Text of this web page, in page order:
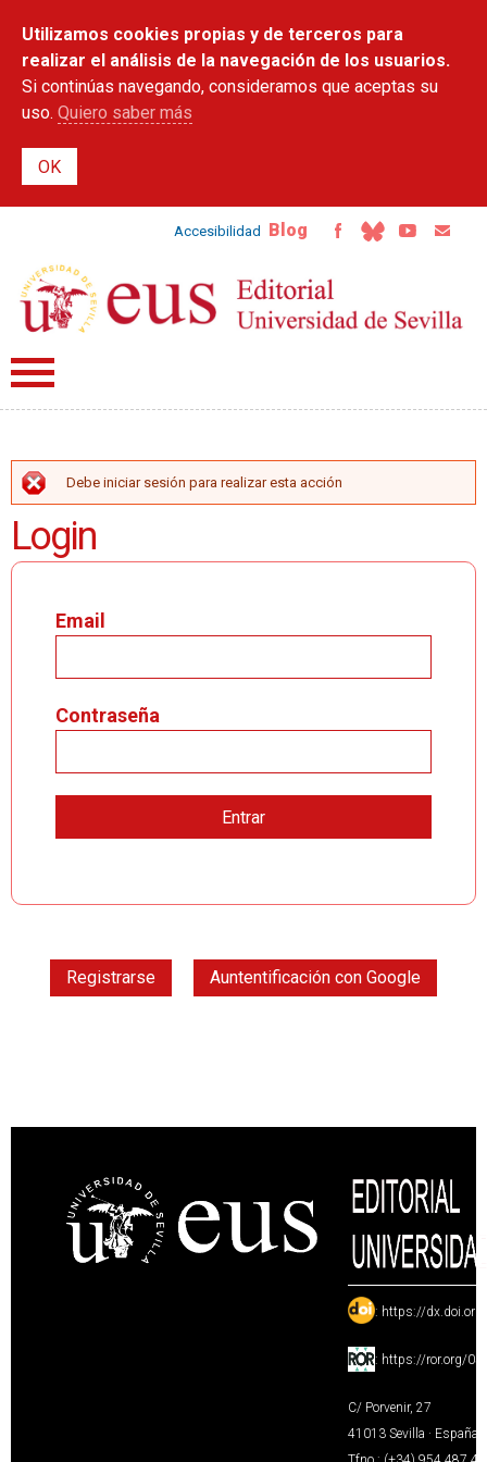
contenido
principal
Utilizamos cookies propias y de terceros para
realizar el análisis de la navegación de los usuarios.
Si continúas navegando, consideramos que aceptas su
uso. Quiero saber más
Accesibilidad Blog
MENSAJE DE ERROR
Debe iniciar sesión para realizar esta acción
Login
Email
Contraseña
Registrarse Auntentificación con Google
: https://
: https://ror.org/
C/ Porvenir, 27
41013 Sevilla · España